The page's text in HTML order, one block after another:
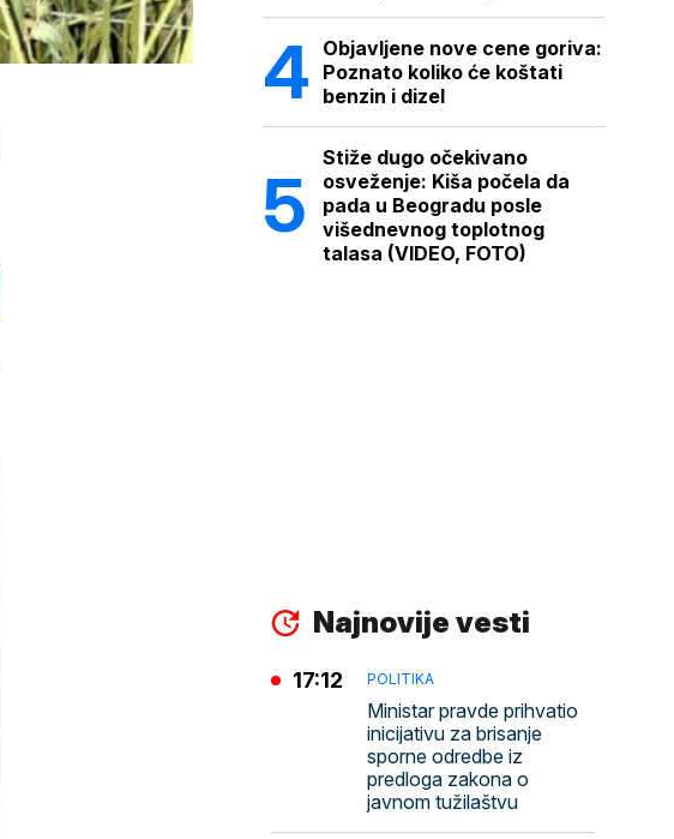
Objavljene nove cene goriva:
Poznato koliko će koštati
benzin i dizel
Stiže dugo očekivano
osveženje: Kiša počela da
pada u Beogradu posle
višednevnog toplotnog
talasa (VIDEO, FOTO)
Najnovije vesti
POLITIKA
Ministar pravde prihvatio
inicijativu za brisanje
sporne odredbe iz
predloga zakona o
javnom tužilaštvu
17:12